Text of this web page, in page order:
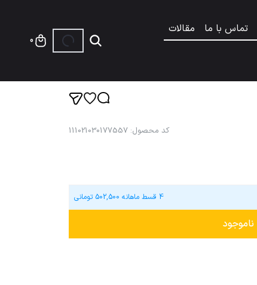
تماس با ما
مقالات
0
کد محصول:
111021030177557
4 قسط ماهانه 502,500 تومانی
ناموجود